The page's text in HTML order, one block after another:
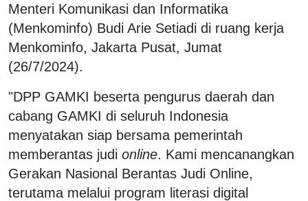
Menteri Komunikasi dan Informatika
(Menkominfo) Budi Arie Setiadi di ruang kerja
Menkominfo, Jakarta Pusat, Jumat
(26/7/2024).
"DPP GAMKI beserta pengurus daerah dan
cabang GAMKI di seluruh Indonesia
menyatakan siap bersama pemerintah
memberantas judi online. Kami mencanangkan
Gerakan Nasional Berantas Judi Online,
terutama melalui program literasi digital